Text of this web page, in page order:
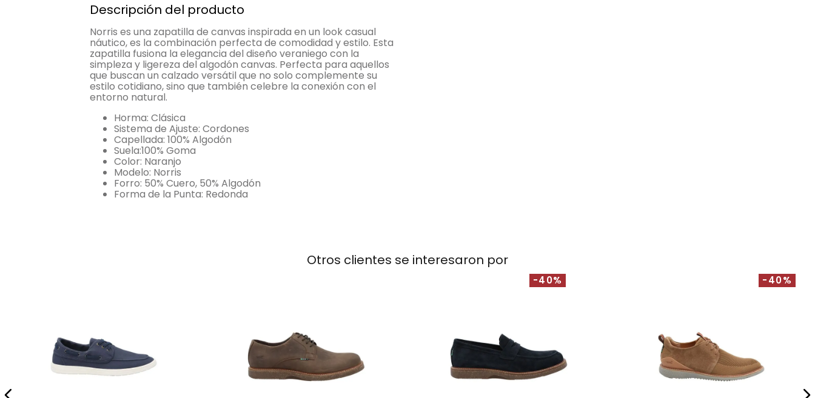
Descripción del producto
Norris es una zapatilla de canvas inspirada en un look casual
náutico, es la combinación perfecta de comodidad y estilo. Esta
zapatilla fusiona la elegancia del diseño veraniego con la
simpleza y ligereza del algodón canvas. Perfecta para aquellos
que buscan un calzado versátil que no solo complemente su
estilo cotidiano, sino que también celebre la conexión con el
entorno natural.
Horma: Clásica
Sistema de Ajuste: Cordones
Capellada: 100% Algodón
Suela:100% Goma
Color: Naranjo
Modelo: Norris
Forro: 50% Cuero, 50% Algodón
Forma de la Punta: Redonda
Otros clientes se interesaron por
-40% -40%